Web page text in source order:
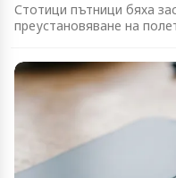
Стотици пътници бяха
преустановяване на